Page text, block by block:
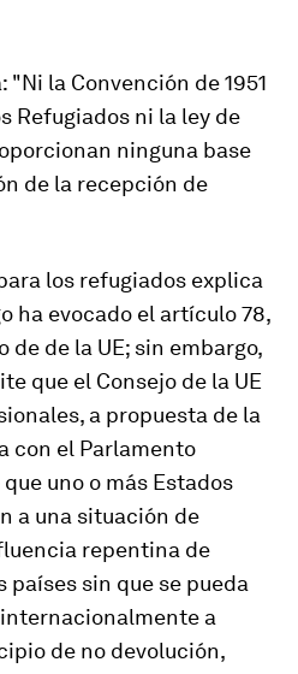
"Ni la Convención de 1951
Refugiados ni la ley de
ninguna base
de la recepción de
los refugiados explica
ha evocado el artículo 78,
de de la UE; sin embargo,
que el Consejo de la UE
a propuesta de la
con el Parlamento
uno o más Estados
a una situación de
repentina de
sin que se pueda
a
de no devolución,